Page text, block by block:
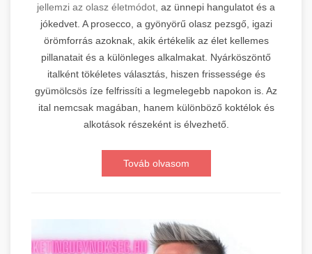
jellemzi az olasz életmódot, az ünnepi hangulatot és a
jókedvet. A prosecco, a gyönyörű olasz pezsgő, igazi
örömforrás azoknak, akik értékelik az élet kellemes
pillanatait és a különleges alkalmakat. Nyárköszöntő
italként tökéletes választás, hiszen frissessége és
gyümölcsös íze felfrissíti a legmelegebb napokon is. Az
ital nemcsak magában, hanem különböző koktélok és
alkotások részeként is élvezhető.
Továb olvasom